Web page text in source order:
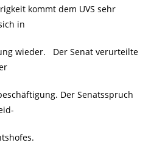
kommt dem UVS sehr
in
wieder. Der Senat verurteilte
Der Senatsspruch